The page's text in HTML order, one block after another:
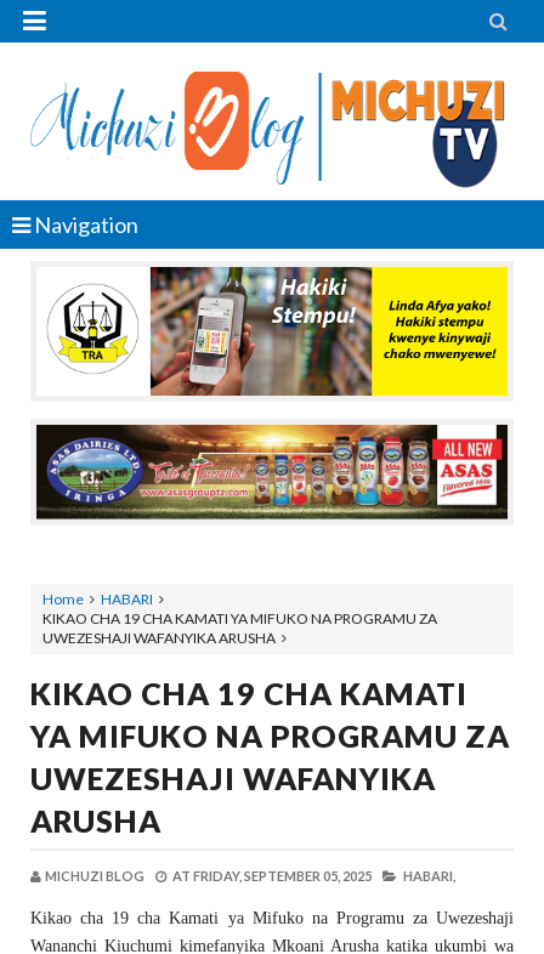
 
Navigation
Home
HABARI
KIKAO CHA 19 CHA KAMATI YA MIFUKO NA PROGRAMU ZA
UWEZESHAJI WAFANYIKA ARUSHA
KIKAO CHA 19 CHA KAMATI
YA MIFUKO NA PROGRAMU ZA
UWEZESHAJI WAFANYIKA
ARUSHA
MICHUZI BLOG AT FRIDAY, SEPTEMBER 05, 2025 HABARI,
Kikao cha 19 cha Kamati ya Mifuko na Programu za Uwezeshaji
Wananchi Kiuchumi kimefanyika Mkoani Arusha katika ukumbi wa